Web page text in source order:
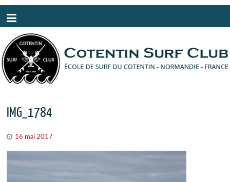
IMG_1784
16 mai 2017
Panneau de gestion des cookies